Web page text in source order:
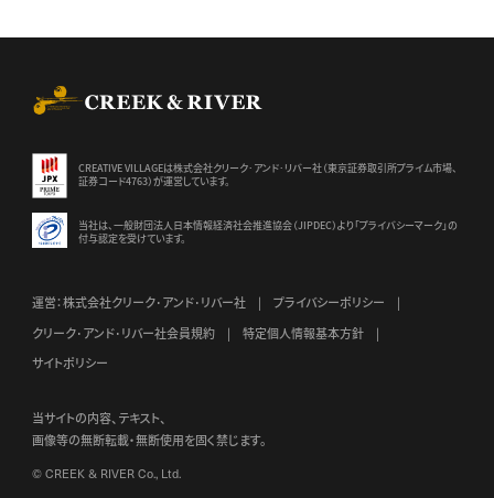
CREATIVE VILLAGEは株式会社クリーク･アンド･リバー社（東京証券取引所プライム市場、
証券コード4763）が運営しています。
当社は、一般財団法人日本情報経済社会推進協会（JIPDEC）より 「プライバシーマーク」の
付与認定を受けています。
運営：株式会社クリーク･アンド･リバー社
プライバシーポリシー
クリーク･アンド･リバー社会員規約
特定個人情報基本方針
サイトポリシー
当サイトの内容、テキスト、
画像等の無断転載・無断使用を固く禁じます。
© CREEK & RIVER Co., Ltd.